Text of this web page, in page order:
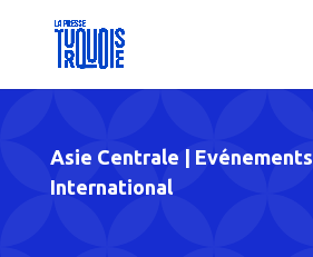
Asie Centrale Evénements
International